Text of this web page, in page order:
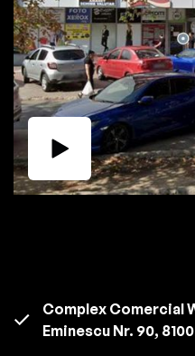
Complex Comercial
Eminescu Nr. 90,